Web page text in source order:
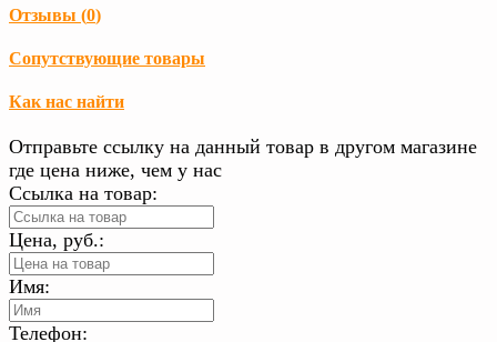
Отзывы (0)
Сопутствующие товары
Как нас найти
Отправьте ссылку на данный товар в другом магазине
где цена ниже, чем у нас
Ссылка на товар:
Цена, руб.:
Имя:
Телефон: